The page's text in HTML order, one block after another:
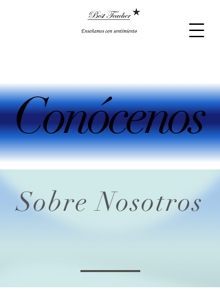
Conócenos
Conócenos
Sobre Nosotros